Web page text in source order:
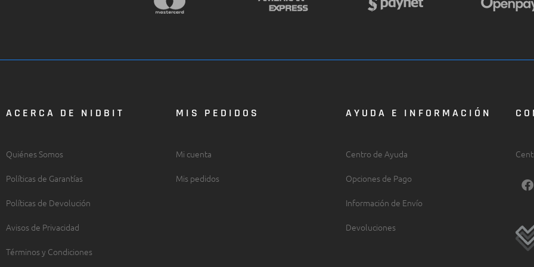
ACERCA DE NIDBIT
Quiénes Somos
Políticas de Garantías
Políticas de Devolución
Avisos de Privacidad
Términos y Condiciones
MIS PEDIDOS
Mi cuenta
Mis pedidos
AYUDA E INFORMACIÓN
Centro de Ayuda
Opciones de Pago
Información de Envío
Devoluciones
F
a
b
o
o